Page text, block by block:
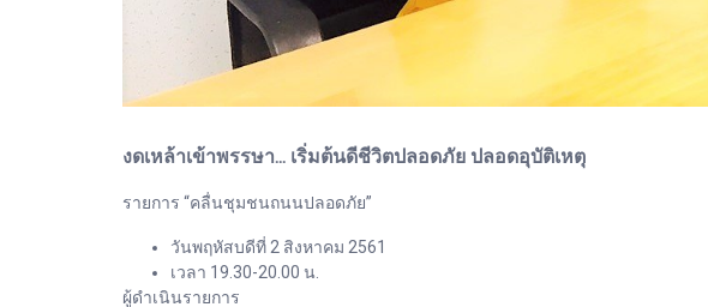
งดเหล้าเข้าพรรษา... เริ่มต้นดีชีวิตปลอดภัย ปลอดอุบัติเหตุ
รายการ “คลื่นชุมชนถนนปลอดภัย”
วันพฤหัสบดีที่ 2 สิงหาคม 2561
เวลา 19.30-20.00 น.
ผู้ดำเนินรายการ